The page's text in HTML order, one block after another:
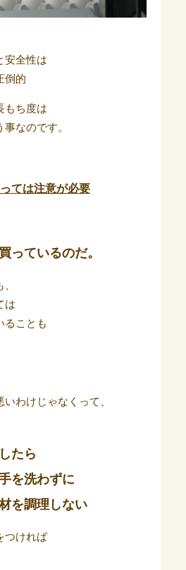
安全性は
倒的
もち度は
なのです。
ては注意が必要
っているのだ。
は
ることも
わけじゃなくって、
たら
を洗わずに
を調理しない
つければ